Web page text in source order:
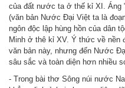
của đất nước ta ở thế kỉ XI. Áng
(văn bản Nước Đại Việt ta là
ngôn độc lập hùng hồn của dân
Minh ở thê kỉ XV. Ý thức về nền
văn bản này, nhưng đến Nước
sâu sắc và toàn diện hơn nhiều
- Trong bài thơ Sông núi nước